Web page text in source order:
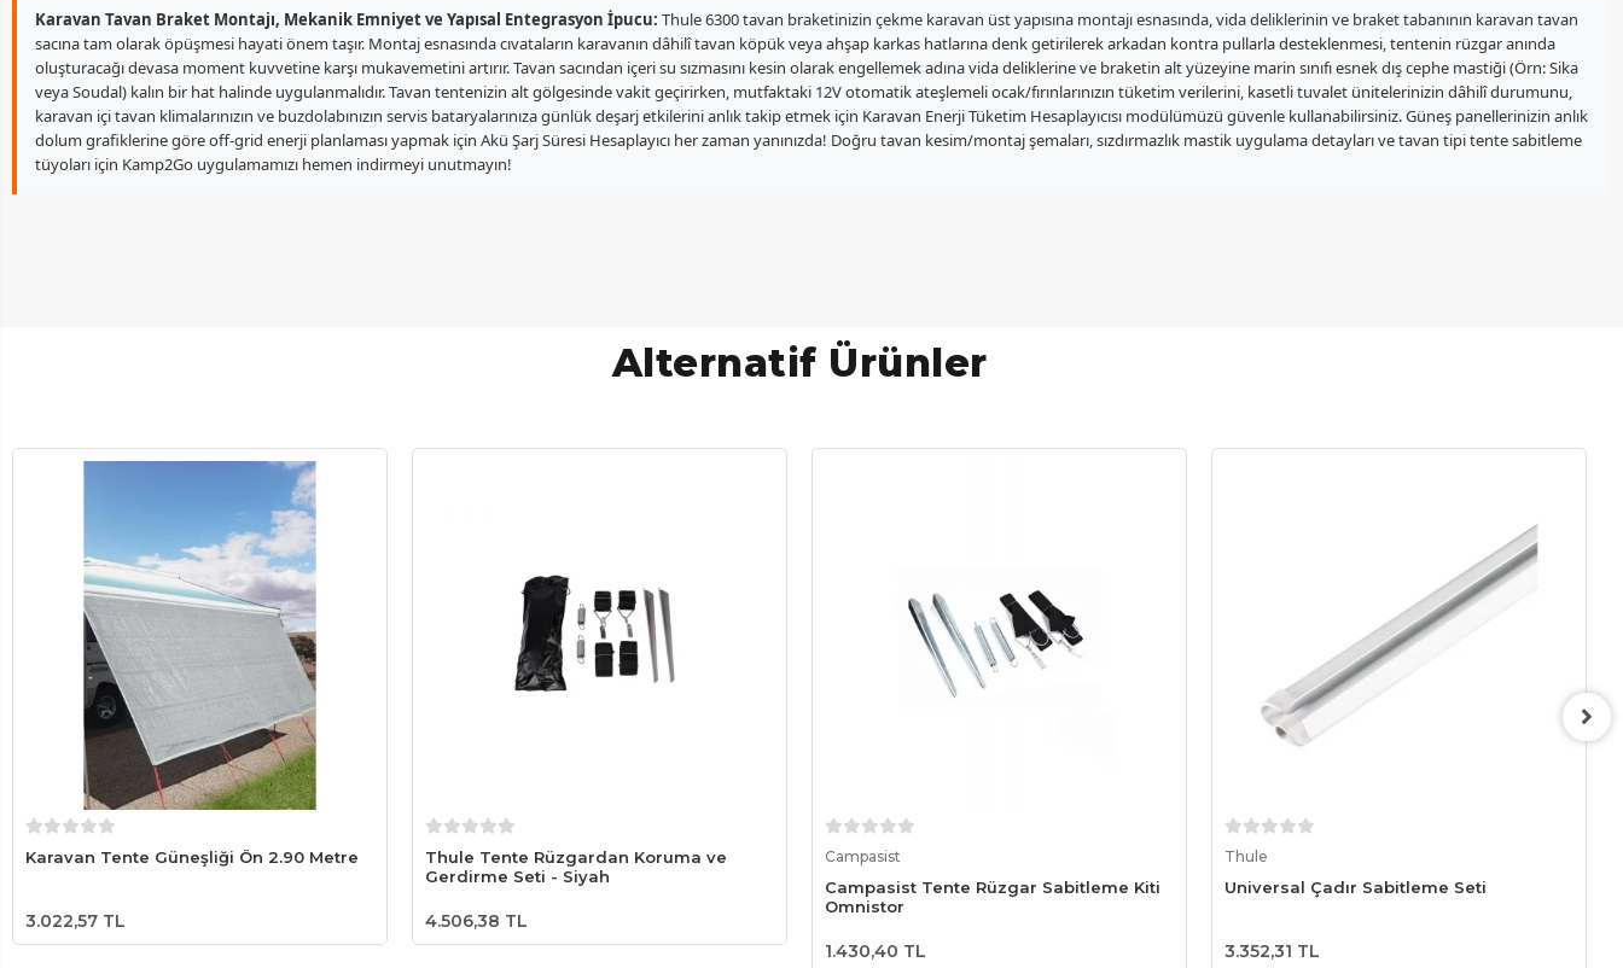
Karavan Tavan Braket Montajı, Mekanik Emniyet ve Yapısal Entegrasyon İpucu: Thule 6300 tavan braketinizin çekme karavan üst yapısına montajı esnasında, vida deliklerinin ve braket tabanının karavan tavan
sacına tam olarak öpüşmesi hayati önem taşır. Montaj esnasında cıvataların karavanın dâhilî tavan köpük veya ahşap karkas hatlarına denk getirilerek arkadan kontra pullarla desteklenmesi, tentenin rüzgar anında
oluşturacağı devasa moment kuvvetine karşı mukavemetini artırır. Tavan sacından içeri su sızmasını kesin olarak engellemek adına vida deliklerine ve braketin alt yüzeyine marin sınıfı esnek dış cephe mastiği (Örn: Sika
veya Soudal) kalın bir hat halinde uygulanmalıdır. Tavan tentenizin alt gölgesinde vakit geçirirken, mutfaktaki 12V otomatik ateşlemeli ocak/fırınlarınızın tüketim verilerini, kasetli tuvalet ünitelerinizin dâhilî durumunu,
karavan içi tavan klimalarınızın ve buzdolabınızın servis bataryalarınıza günlük deşarj etkilerini anlık takip etmek için Karavan Enerji Tüketim Hesaplayıcısı modülümüzü güvenle kullanabilirsiniz. Güneş panellerinizin anlık
dolum grafiklerine göre off-grid enerji planlaması yapmak için Akü Şarj Süresi Hesaplayıcı her zaman yanınızda! Doğru tavan kesim/montaj şemaları, sızdırmazlık mastik uygulama detayları ve tavan tipi tente sabitleme
tüyoları için Kamp2Go uygulamamızı hemen indirmeyi unutmayın!
Alternatif Ürünler
Karavan Tente Güneşliği Ön 2.90 Metre
3.022,57 TL
Thule Tente Rüzgardan Koruma ve
Gerdirme Seti - Siyah
4.506,38 TL
Campasist
Campasist Tente Rüzgar Sabitleme Kiti
Omnistor
1.430,40 TL
Thule
Universal Çadır Sabitleme Seti
3.352,31 TL